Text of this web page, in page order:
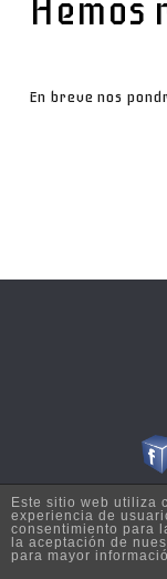
Hemos
En breve nos
Copyright © 2026
Este sitio web utiliza
experiencia de
consentimiento para
la aceptación de
para mayor